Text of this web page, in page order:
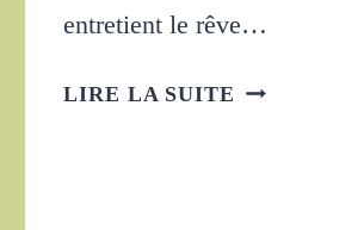
entretient le rêve…
LIRE LA SUITE EVOLUTION